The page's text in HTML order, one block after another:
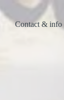
Contact & info